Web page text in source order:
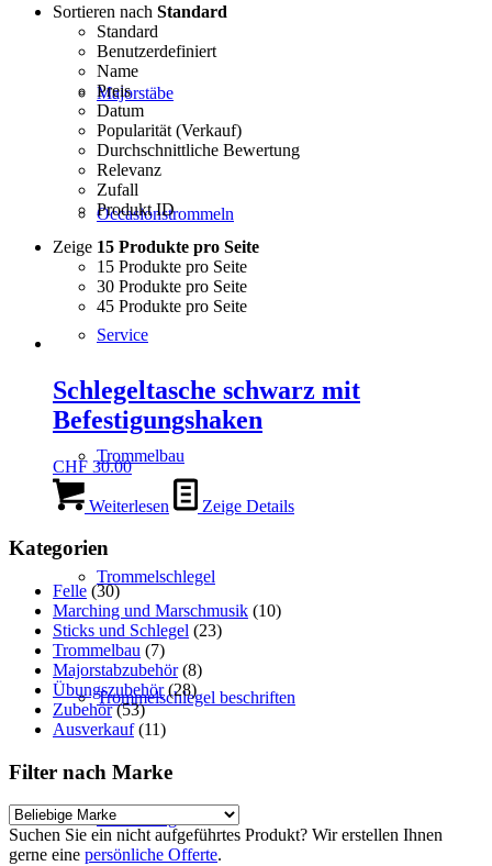
Majorstäbe
Occasionstrommeln
Service
Trommelbau
Trommelschlegel
Trommelschlegel beschriften
Vermietung
Sortieren nach Standard
Standard
Benutzerdefiniert
Name
Preis
Datum
Popularität (Verkauf)
Durchschnittliche Bewertung
Relevanz
Zufall
Produkt ID
Zeige 15 Produkte pro Seite
15 Produkte pro Seite
30 Produkte pro Seite
45 Produkte pro Seite
Schlegeltasche schwarz mit
Befestigungshaken
CHF 30.00
Weiterlesen Zeige Details
Kategorien
Felle (30)
Marching und Marschmusik (10)
Sticks und Schlegel (23)
Trommelbau (7)
Majorstabzubehör (8)
Übungszubehör (28)
Zubehör (53)
Ausverkauf (11)
Filter nach Marke
Suchen Sie ein nicht aufgeführtes Produkt? Wir erstellen Ihnen
gerne eine persönliche Offerte.